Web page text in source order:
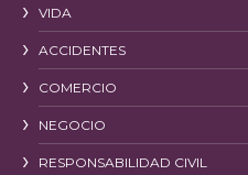
VIDA
ACCIDENTES
COMERCIO
NEGOCIO
RESPONSABILIDAD CIVIL